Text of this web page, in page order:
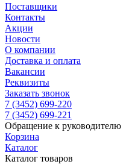
Поставщики
Контакты
Акции
Новости
О компании
Доставка и оплата
Вакансии
Реквизиты
Заказать звонок
7 (3452) 699-220
7 (3452) 699-221
Обращение к руководителю
Корзина
Каталог
Каталог товаров